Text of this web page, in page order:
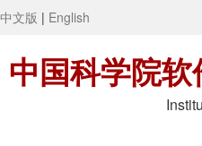
中文版 | English
中国科学院